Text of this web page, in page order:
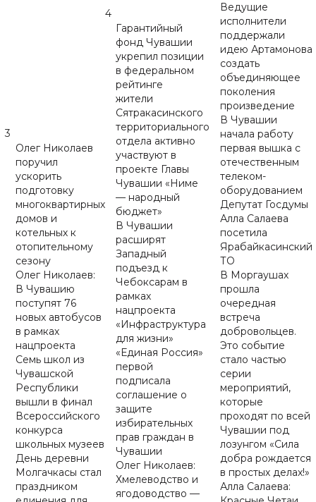
3
Олег Николаев
поручил
ускорить
подготовку
многоквартирных
домов и
котельных к
отопительному
сезону
Олег Николаев:
В Чувашию
поступят 76
новых автобусов
в рамках
нацпроекта
Семь школ из
Чувашской
Республики
вышли в финал
Всероссийского
конкурса
школьных музеев
День деревни
Молгачкасы стал
праздником
4
Гарантийный
фонд Чувашии
укрепил позиции
в федеральном
рейтинге
жители
Сятракасинского
территориального
отдела активно
участвуют в
проекте Главы
Чувашии «Ниме
— народный
бюджет»
В Чувашии
расширят
Западный
подъезд к
Чебоксарам в
рамках
нацпроекта
«Инфраструктура
для жизни»
«Единая Россия»
первой
подписала
соглашение о
защите
избирательных
прав граждан в
Чувашии
Олег Николаев:
Хмелеводство и
ягодоводство —
Ведущие
исполнители
поддержали
идею Артамонова
создать
объединяющее
поколения
произведение
В Чувашии
начала работу
первая вышка с
отечественным
телеком-
оборудованием
Депутат Госдумы
Алла Салаева
посетила
Ярабайкасинский
ТО
В Моргаушах
прошла
очередная
встреча
добровольцев.
Это событие
стало частью
серии
мероприятий,
которые
проходят по всей
Чувашии под
лозунгом «Сила
добра рождается
в простых делах!»
Алла Салаева: